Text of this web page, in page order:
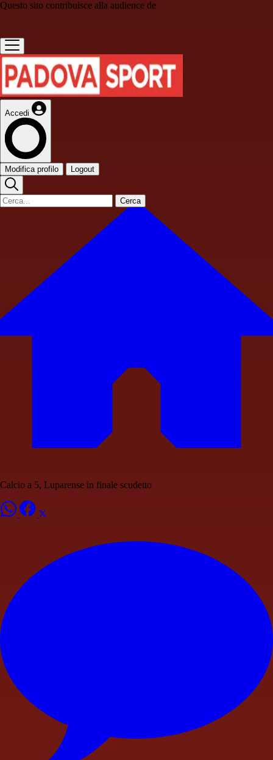
Questo sito contribuisce alla audience de
Accedi
Modifica profilo Logout
Cerca
Calcio a 5, Luparense in finale scudetto